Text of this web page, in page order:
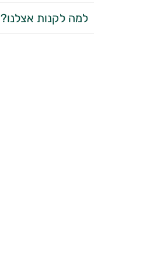
למה לקנות אצלנו?